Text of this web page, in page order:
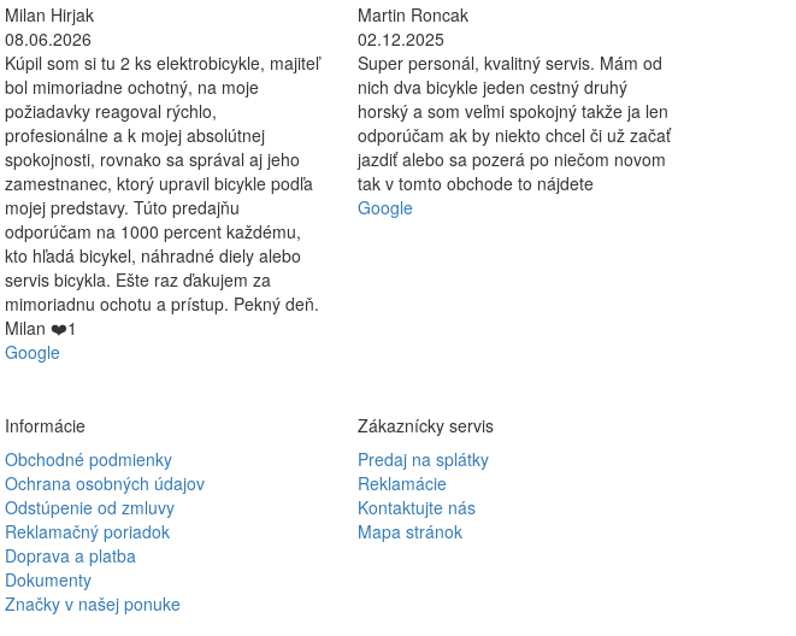
Milan Hirjak
08.06.2026
Kúpil som si tu 2 ks elektrobicykle, majiteľ
bol mimoriadne ochotný, na moje
požiadavky reagoval rýchlo,
profesionálne a k mojej absolútnej
spokojnosti, rovnako sa správal aj jeho
zamestnanec, ktorý upravil bicykle podľa
mojej predstavy. Túto predajňu
odporúčam na 1000 percent každému,
kto hľadá bicykel, náhradné diely alebo
servis bicykla. Ešte raz ďakujem za
mimoriadnu ochotu a prístup. Pekný deň.
Milan ❤️1
Google
Martin Roncak
02.12.2025
Super personál, kvalitný servis. Mám od
nich dva bicykle jeden cestný druhý
horský a som veľmi spokojný takže ja len
odporúčam ak by niekto chcel či už začať
jazdiť alebo sa pozerá po niečom novom
tak v tomto obchode to nájdete
Google
Informácie
Obchodné podmienky
Ochrana osobných údajov
Odstúpenie od zmluvy
Reklamačný poriadok
Doprava a platba
Dokumenty
Značky v našej ponuke
Zákaznícky servis
Predaj na splátky
Reklamácie
Kontaktujte nás
Mapa stránok